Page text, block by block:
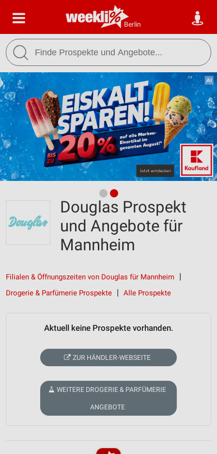
Berlin
Douglas Prospekt
und Angebote für
Mannheim
Filialen & Öffnungszeiten von Douglas für Mannheim
Drogerie & Parfümerie Prospekte
Alle Prospekte
Aktuell keine Prospekte vorhanden.
ZUR HÄNDLER-WEBSEITE
WEITERE DROGERIE & PARFÜMERIE
ANGEBOTE